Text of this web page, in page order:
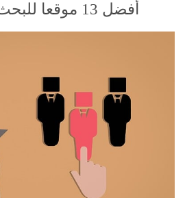
أفضل 13 موقعا للبحث عن وظيفة